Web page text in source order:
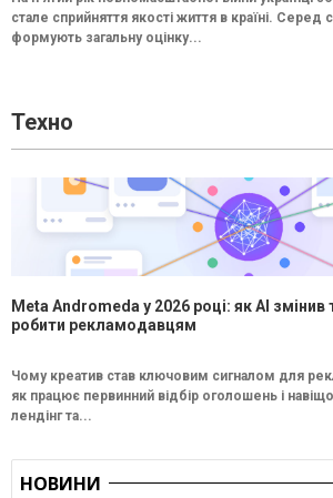
стале сприйняття якості життя в країні. Серед
формують загальну оцінку...
Техно
Meta Andromeda у 2026 році: як AI змінив
робити рекламодавцям
Чому креатив став ключовим сигналом для
як працює первинний відбір оголошень і
лендінг та...
НОВИНИ